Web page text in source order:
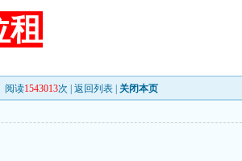
租
阅读1543013次 |返回列表 关闭本页